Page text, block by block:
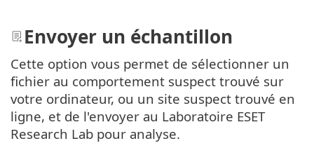
Envoyer un échantillon
Cette option vous permet de sélectionner un
fichier au comportement suspect trouvé sur
votre ordinateur, ou un site suspect trouvé en
ligne, et de l'envoyer au Laboratoire ESET
Research Lab pour analyse.